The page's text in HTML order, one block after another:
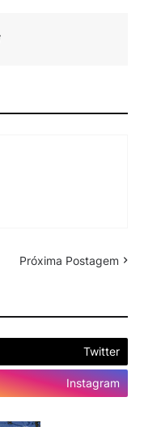
Próxima Postagem
Twitter
Instagram